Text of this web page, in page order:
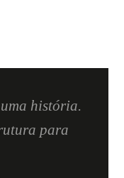
história.
para